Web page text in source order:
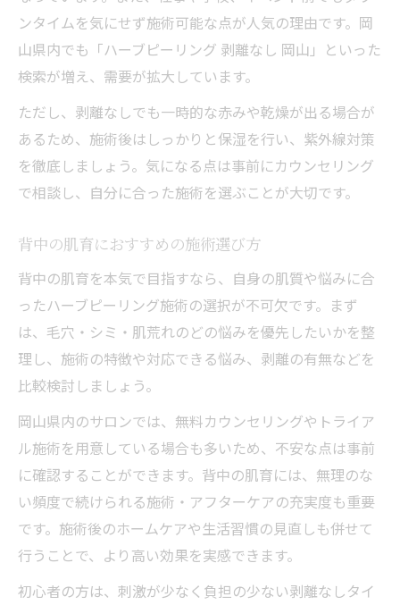
ンタイムを気にせず施術可能な点が人気の理由です。岡
山県内でも「ハーブピーリング 剥離なし 岡山」といった
検索が増え、需要が拡大しています。
ただし、剥離なしでも一時的な赤みや乾燥が出る場合が
あるため、施術後はしっかりと保湿を行い、紫外線対策
を徹底しましょう。気になる点は事前にカウンセリング
で相談し、自分に合った施術を選ぶことが大切です。
背中の肌育におすすめの施術選び方
背中の肌育を本気で目指すなら、自身の肌質や悩みに合
ったハーブピーリング施術の選択が不可欠です。まず
は、毛穴・シミ・肌荒れのどの悩みを優先したいかを整
理し、施術の特徴や対応できる悩み、剥離の有無などを
比較検討しましょう。
岡山県内のサロンでは、無料カウンセリングやトライア
ル施術を用意している場合も多いため、不安な点は事前
に確認することができます。背中の肌育には、無理のな
い頻度で続けられる施術・アフターケアの充実度も重要
です。施術後のホームケアや生活習慣の見直しも併せて
行うことで、より高い効果を実感できます。
初心者の方は、刺激が少なく負担の少ない剥離なしタイ